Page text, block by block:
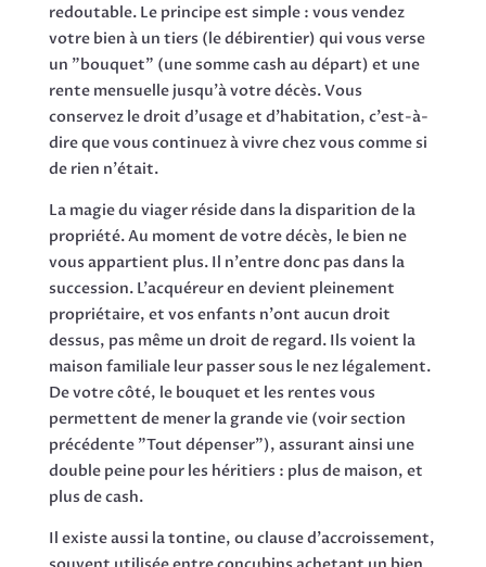
redoutable. Le principe est simple : vous vendez
votre bien à un tiers (le débirentier) qui vous verse
un "bouquet" (une somme cash au départ) et une
rente mensuelle jusqu'à votre décès. Vous
conservez le droit d'usage et d'habitation, c'est-à-
dire que vous continuez à vivre chez vous comme si
de rien n'était.
La magie du viager réside dans la disparition de la
propriété. Au moment de votre décès, le bien ne
vous appartient plus. Il n'entre donc pas dans la
succession. L'acquéreur en devient pleinement
propriétaire, et vos enfants n'ont aucun droit
dessus, pas même un droit de regard. Ils voient la
maison familiale leur passer sous le nez légalement.
De votre côté, le bouquet et les rentes vous
permettent de mener la grande vie (voir section
précédente "Tout dépenser"), assurant ainsi une
double peine pour les héritiers : plus de maison, et
plus de cash.
Il existe aussi la tontine, ou clause d'accroissement,